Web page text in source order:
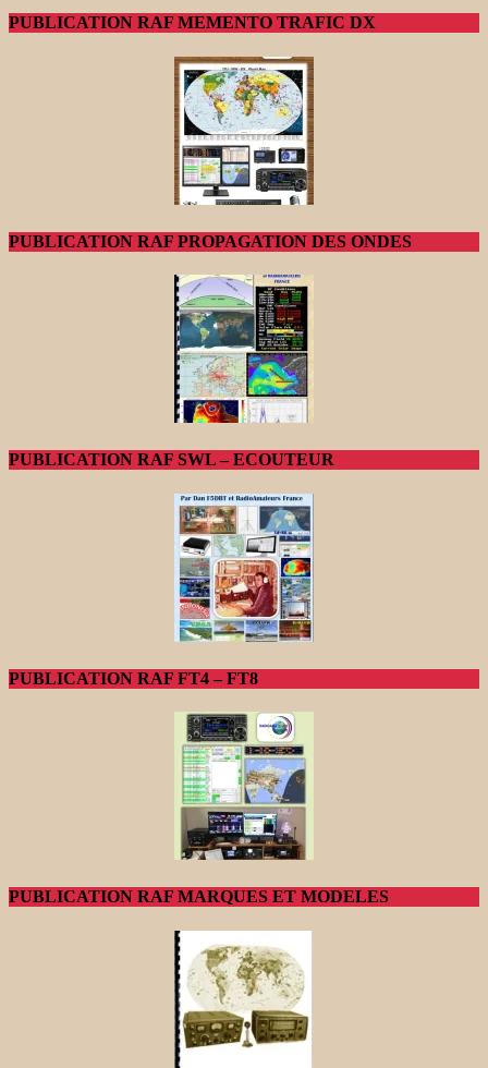
PUBLICATION RAF MEMENTO TRAFIC DX
PUBLICATION RAF PROPAGATION DES ONDES
PUBLICATION RAF SWL – ECOUTEUR
PUBLICATION RAF FT4 – FT8
PUBLICATION RAF MARQUES ET MODELES